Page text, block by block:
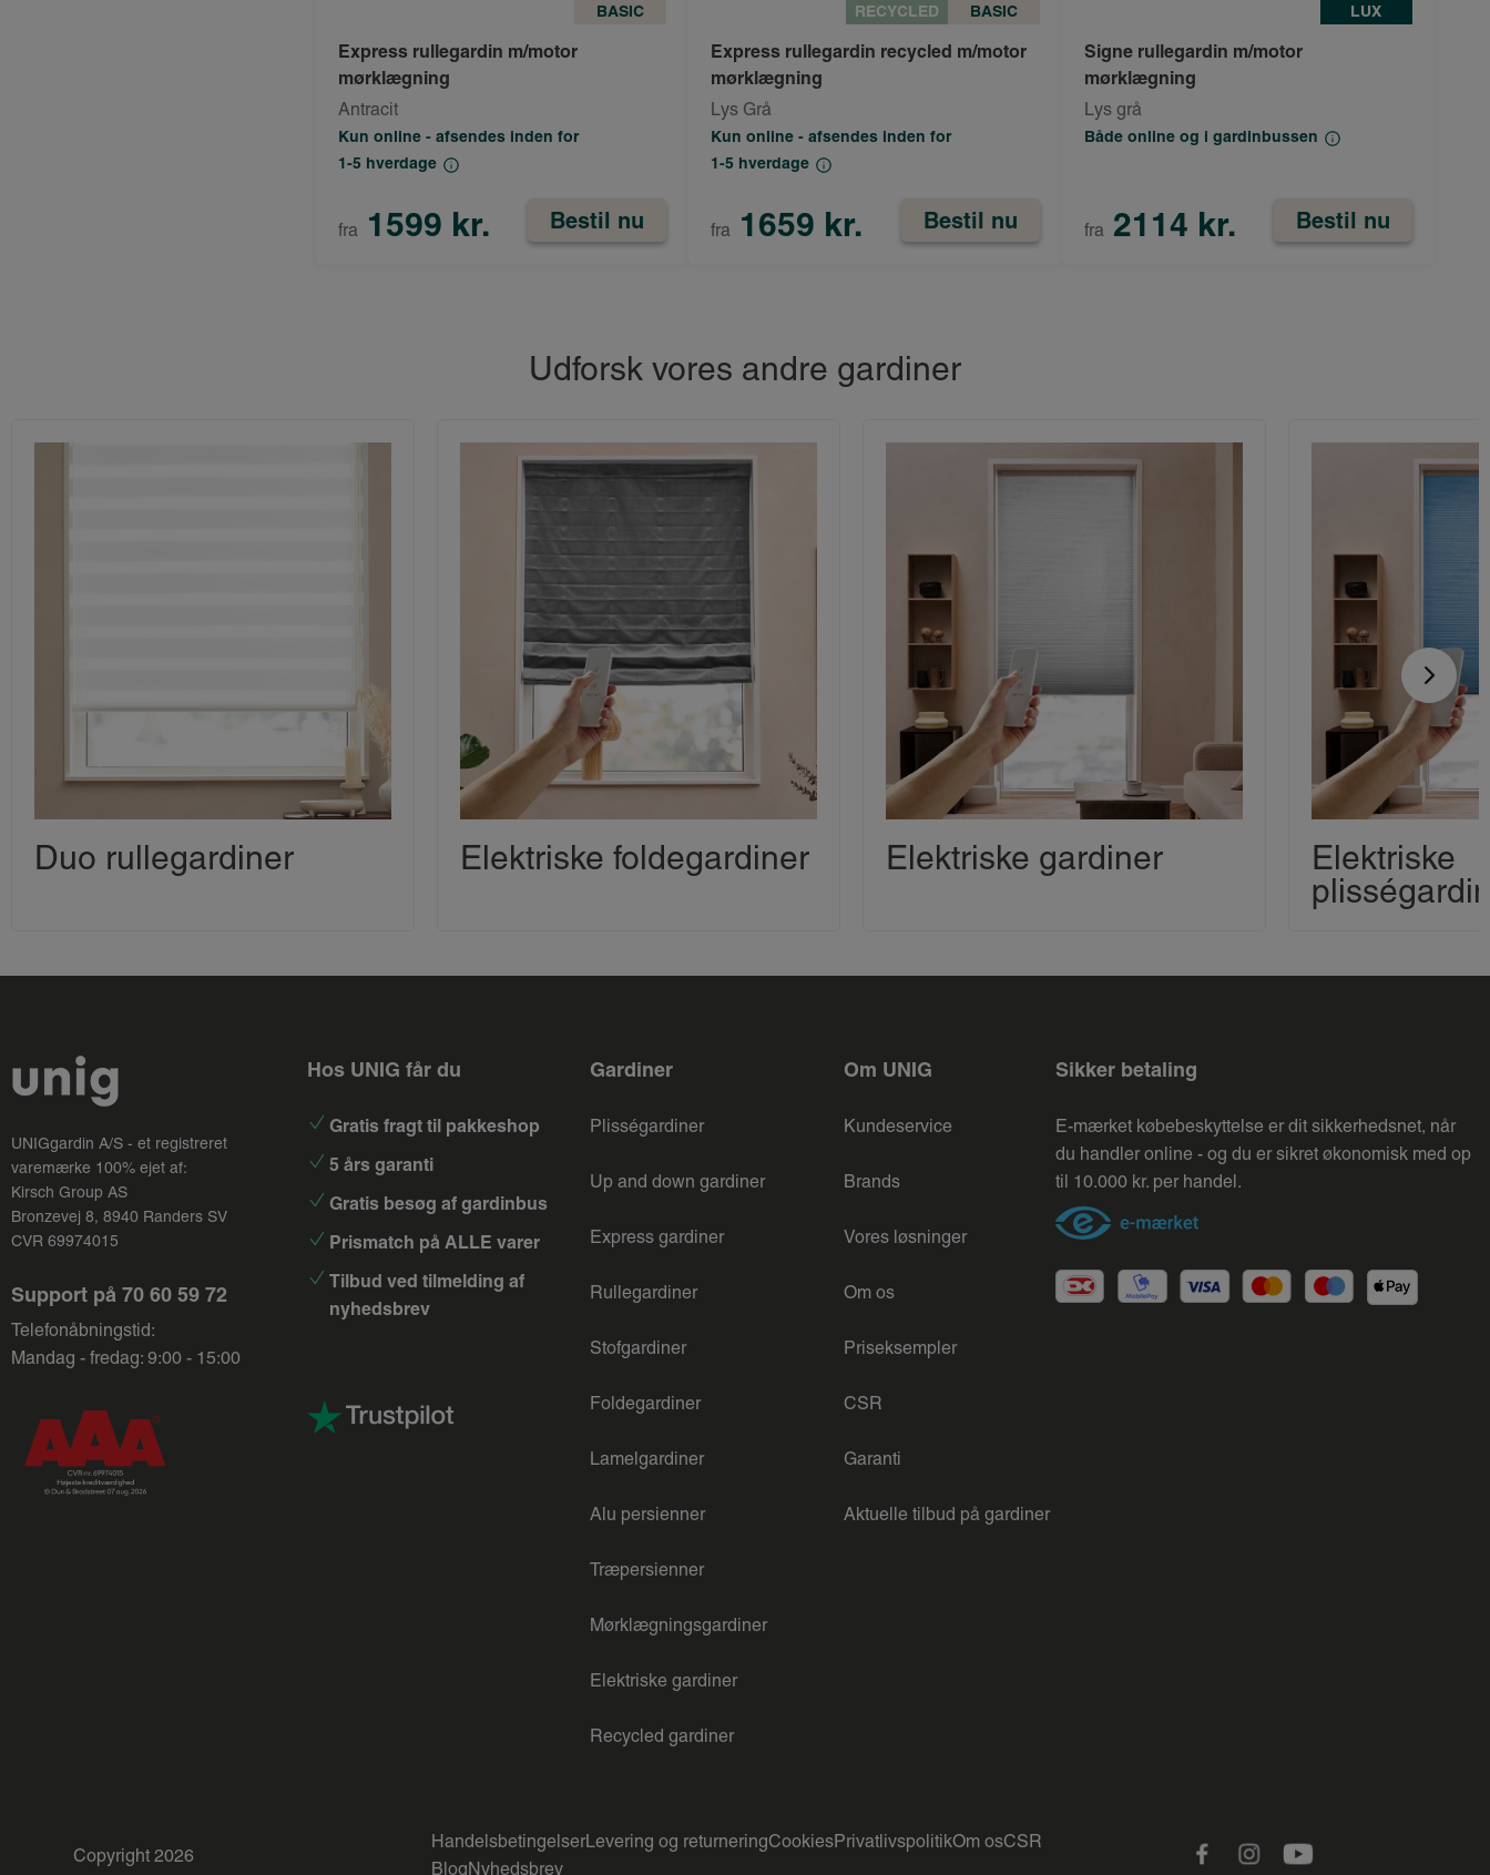
BASIC
Express rullegardin m/motor
mørklægning
Antracit
Kun online - afsendes inden for
1-5 hverdage
fra 1599 kr. Bestil nu
RECYCLED BASIC
Express rullegardin recycled m/motor
mørklægning
Lys Grå
Kun online - afsendes inden for
1-5 hverdage
fra 1659 kr. Bestil nu
LUX
Signe rullegardin m/motor
mørklægning
Lys grå
Både online og i gardinbussen
fra 2114 kr. Bestil nu
Udforsk vores andre gardiner
Duo rullegardiner Elektriske foldegardiner Elektriske gardiner
Elektriske
UNIGgardin A/S - et registreret
varemærke 100% ejet af:
Kirsch Group AS
Bronzevej 8, 8940 Randers SV
CVR 69974015
Support på 70 60 59 72
Telefonåbningstid:
Mandag - fredag: 9:00 - 15:00
Hos UNIG får du
Gratis fragt til pakkeshop
5 års garanti
Gratis besøg af gardinbus
Prismatch på ALLE varer
Tilbud ved tilmelding af
nyhedsbrev
Gardiner
Plisségardiner
Up and down gardiner
Express gardiner
Rullegardiner
Stofgardiner
Foldegardiner
Lamelgardiner
Alu persienner
Træpersienner
Mørklægningsgardiner
Elektriske gardiner
Recycled gardiner
Om UNIG
Kundeservice
Brands
Vores løsninger
Om os
Priseksempler
CSR
Garanti
Aktuelle tilbud på gardiner
Sikker betaling
E-mærket købebeskyttelse er dit sikkerhedsnet, når
du handler online - og du er sikret økonomisk med op
til 10.000 kr. per handel.
Copyright 2026
HandelsbetingelserLevering og returneringCookiesPrivatlivspolitikOm osCSR
BlogNyhedsbrev
FacebookInstagramYoutube